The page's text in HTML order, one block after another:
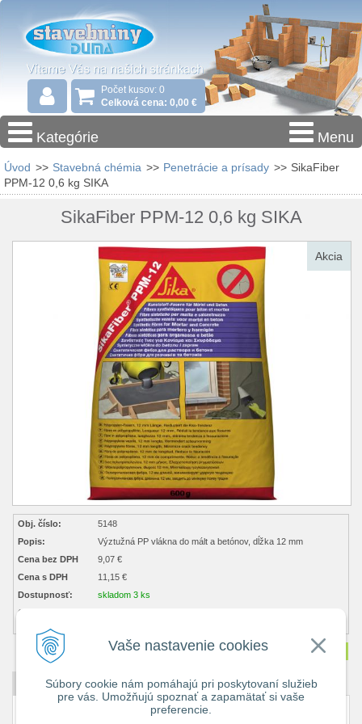
Vaše nastavenie cookies
Súbory cookie nám pomáhajú pri poskytovaní služieb
pre vás. Umožňujú spoznať a zapamätať si vaše
preferencie.
Počet kusov: 0
Celková cena: 0,00 €
Kategórie Menu
Úvod >> Stavebná chémia >> Penetrácie a prísady >> SikaFiber
PPM-12 0,6 kg SIKA
SikaFiber PPM-12 0,6 kg SIKA
Akcia
Obj. číslo:
5148
Popis:
Výztužná PP vlákna do mált a betónov, dĺžka 12 mm
Cena bez DPH
9,07 €
Cena s DPH
11,15 €
Dostupnosť:
skladom 3 ks
Obsah balenia:
Množstvo ks
DETAILNÝ POPIS
Spotreba : pre bežné betonové zmesi: ~ 0,9 kg/m3, v závislosti na požiadavkách